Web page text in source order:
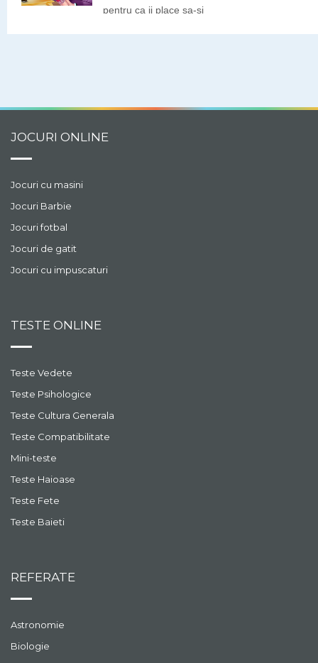
pentru ca ii place sa-si
JOCURI ONLINE
Jocuri cu masini
Jocuri Barbie
Jocuri fotbal
Jocuri de gatit
Jocuri cu impuscaturi
TESTE ONLINE
Teste Vedete
Teste Psihologice
Teste Cultura Generala
Teste Compatibilitate
Mini-teste
Teste Haioase
Teste Fete
Teste Baieti
REFERATE
Astronomie
Biologie